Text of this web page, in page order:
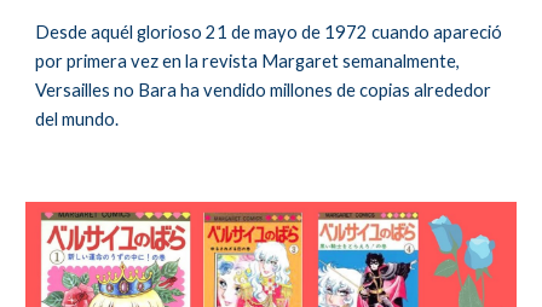
Desde aquél glorioso 21 de mayo de 1972 cuando apareció
por primera vez en la revista Margaret semanalmente,
Versailles no Bara ha vendido millones de copias alrededor
del mundo.